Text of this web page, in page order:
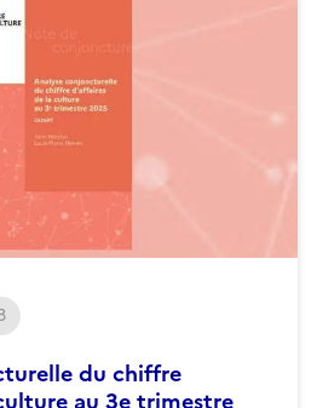
du chiffre
au 3e trimestre